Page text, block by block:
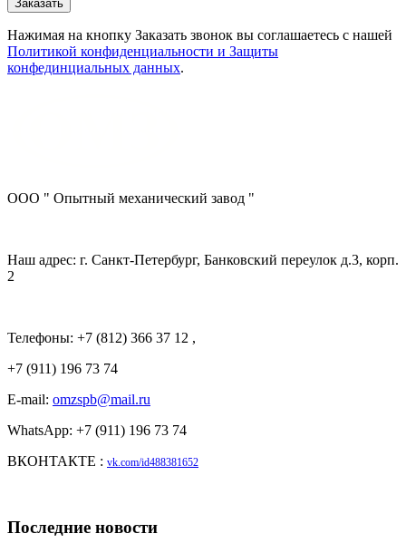
Нажимая на кнопку Заказать звонок вы соглашаетесь с нашей
Политикой конфиденциальности и Защиты
конфединциальных данных.
ООО " Опытный механический завод "
Наш адрес: г. Санкт-Петербург, Банковский переулок д.3, корп.
2
Телефоны: +7 (812) 366 37 12 ,
+7 (911) 196 73 74
E-mail: omzspb@mail.ru
WhatsApp: +7 (911) 196 73 74
ВКОНТАКТЕ : vk.com/id488381652
Последние новости